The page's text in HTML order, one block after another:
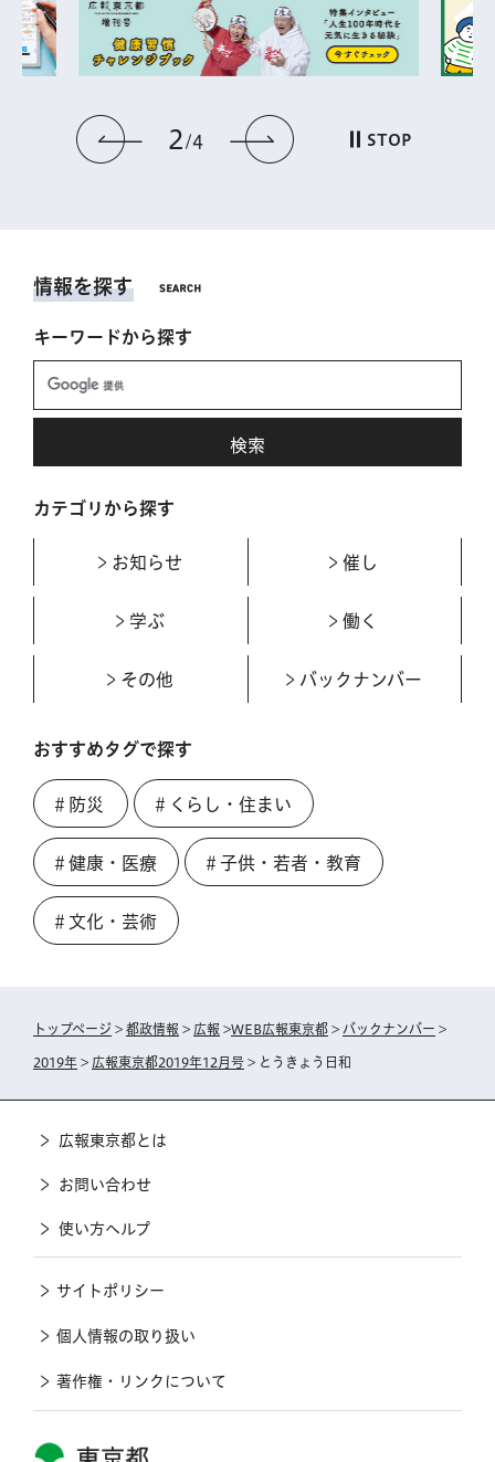
前のスライドを表示
2 4 次のスライドを表
STOP
情報を探す
キーワードから探す
カテゴリから探す
お知らせ 催し
学ぶ 働く
その他 バックナンバー
おすすめタグで探す
＃防災 ＃くらし・住まい
＃健康・医療 ＃子供・若者・教育
＃文化・芸術
トップページ > 都政情報 > 広報 >WEB広報東京都 > バックナンバー >
2019年 > 広報東京都2019年12月号 > とうきょう日和
広報東京都とは
お問い合わせ
使い方ヘルプ
サイトポリシー
個人情報の取り扱い
著作権・リンクについて